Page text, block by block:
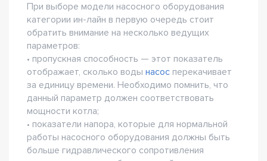
При выборе модели насосного оборудования
категории ин-лайн в первую очередь стоит
обратить внимание на несколько ведущих
параметров:
• пропускная способность — этот показатель
отображает, сколько воды насос перекачивает
за единицу времени. Необходимо помнить, что
данный параметр должен соответствовать
мощности котла;
• показатели напора, которые для нормальной
работы насосного оборудования должны быть
больше гидравлического сопротивления